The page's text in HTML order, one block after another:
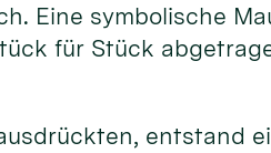
Eine symbolische
für Stück
entstand